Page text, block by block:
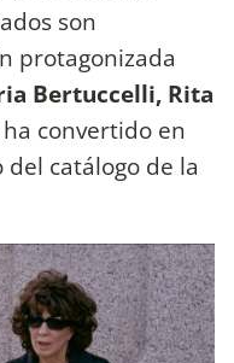
son
protagonizada
Bertuccelli, Rita
ha convertido en
catálogo de la